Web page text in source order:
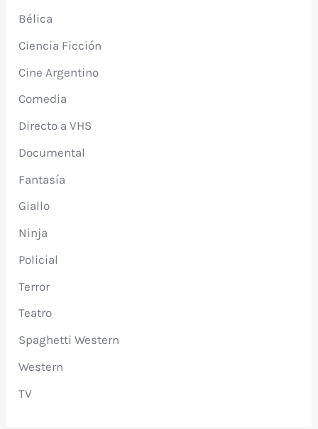
Bélica
Ciencia Ficción
Cine Argentino
Comedia
Directo a VHS
Documental
Fantasía
Giallo
Ninja
Policial
Terror
Teatro
Spaghetti Western
Western
TV